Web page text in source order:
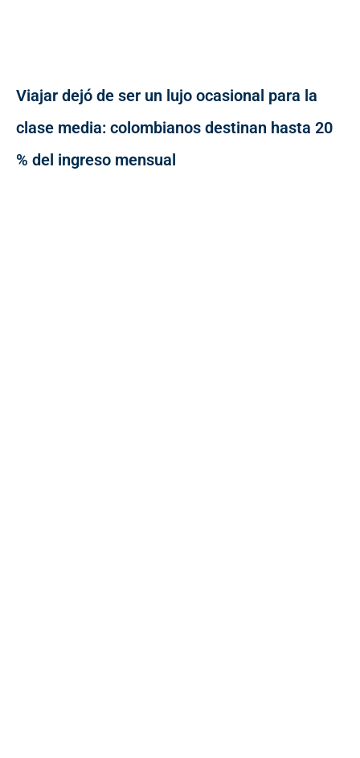
Viajar dejó de ser un lujo ocasional para la
clase media: colombianos destinan hasta 20
% del ingreso mensual